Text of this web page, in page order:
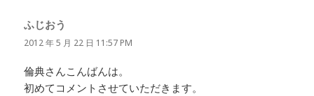
ふじおう
り:
2012 年 5 月 22 日 11:57 PM
倫典さんこんばんは。
初めてコメントさせていただきます。